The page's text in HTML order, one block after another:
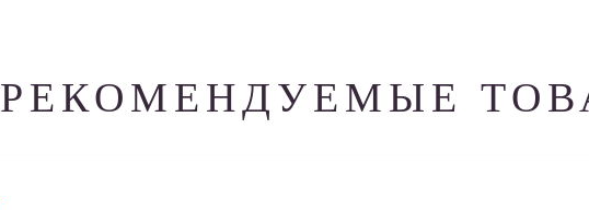
РЕКОМЕНДУЕМЫЕ